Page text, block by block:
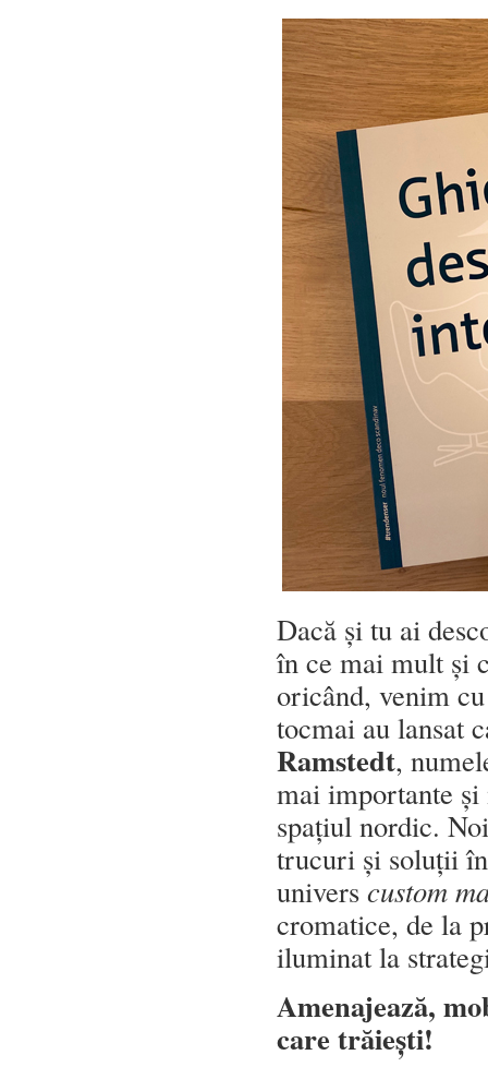
Dacă și tu ai
în ce mai mult și
oricând, venim
tocmai au lansat
Ramstedt,
mai importante
spațiul nordic.
trucuri și soluții
univers custom
cromatice, de la
iluminat la
Amenajează,
care trăiești!